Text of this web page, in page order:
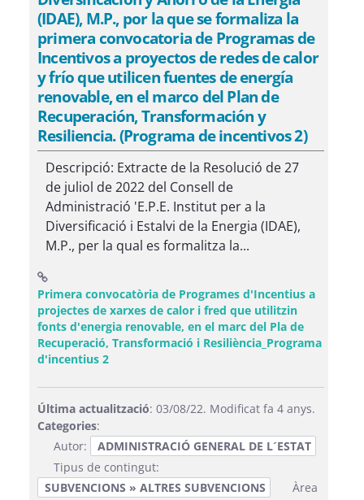
(IDAE), M.P., por la que se formaliza la
primera convocatoria de Programas de
Incentivos a proyectos de redes de calor
y frío que utilicen fuentes de energía
renovable, en el marco del Plan de
Recuperación, Transformación y
Resiliencia. (Programa de incentivos 2)
Descripció: Extracte de la Resolució de 27
de juliol de 2022 del Consell de
Administració 'E.P.E. Institut per a la
Diversificació i Estalvi de la Energia (IDAE),
M.P., per la qual es formalitza la...
Primera convocatòria de Programes d'Incentius a
projectes de xarxes de calor i fred que utilitzin
fonts d'energia renovable, en el marc del Pla de
Recuperació, Transformació i Resiliència_Programa
d'incentius 2(Obre una finestra nova)
Última actualització: 03/08/22. Modificat fa 4 anys.
Categories:
Autor:
ADMINISTRACIÓ GENERAL DE L´ESTAT
Tipus de contingut:
SUBVENCIONS » ALTRES SUBVENCIONS
Àrea